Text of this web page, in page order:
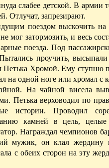
слабее детской. В армии
Отлучат, запрезирают.
поездом выскочить на
затормозить, и весь
поезда. Под
проучить, высыпали
Петька Хромой. Ему ступню
на одной ноге или хромал с
На чайной висела
Петька верховодил по
истории. Проводил
камней в цель, целые
Награждал чемпионов
мужик, он клал жердину
с обеих сторон на эту